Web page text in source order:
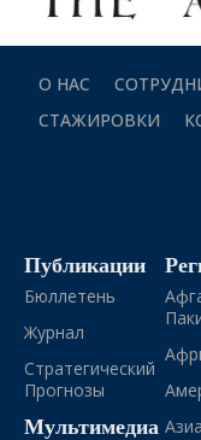
О НАС
СТАЖИРОВКИ
Публикации
Бюллетень
Журнал
Стратегический
Прогнозы
Мультимедиа